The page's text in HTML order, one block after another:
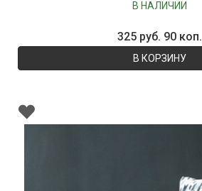
В НАЛИЧИИ
325 руб. 90 коп.
В КОРЗИНУ